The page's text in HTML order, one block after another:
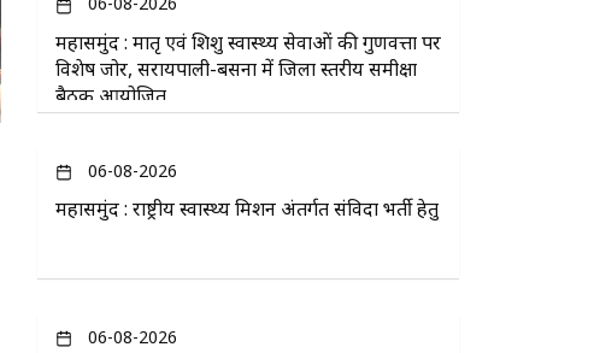
महासमुंद : मातृ एवं शिशु स्वास्थ्य सेवाओं की गुणवत्ता पर
विशेष जोर, सरायपाली-बसना में जिला स्तरीय समीक्षा
बैठक आयोजित
06-08-2026
महासमुंद : राष्ट्रीय स्वास्थ्य मिशन अंतर्गत संविदा भर्ती हेतु
06-08-2026